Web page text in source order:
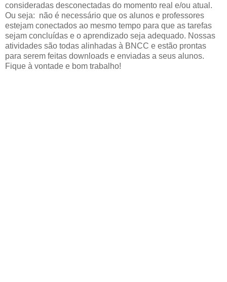
consideradas desconectadas do momento real e/ou atual.
Ou seja: não é necessário que os alunos e professores
estejam conectados ao mesmo tempo para que as tarefas
sejam concluídas e o aprendizado seja adequado. Nossas
atividades são todas alinhadas à BNCC e estão prontas
para serem feitas downloads e enviadas a seus alunos.
Fique à vontade e bom trabalho!